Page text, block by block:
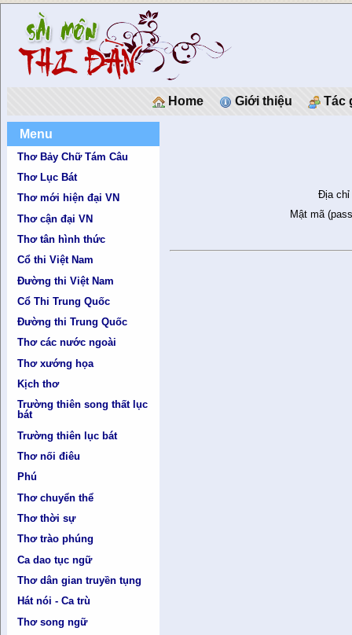
Home Giới thiệu Tác
Menu
Thơ Bảy Chữ Tám Câu
Thơ Lục Bát
Thơ mới hiện đại VN
Thơ cận đại VN
Thơ tân hình thức
Cổ thi Việt Nam
Đường thi Việt Nam
Cổ Thi Trung Quốc
Đường thi Trung Quốc
Thơ các nước ngoài
Thơ xướng họa
Kịch thơ
Trường thiên song thất lục
bát
Trường thiên lục bát
Thơ nối điêu
Phú
Thơ chuyển thể
Thơ thời sự
Thơ trào phúng
Ca dao tục ngữ
Thơ dân gian truyền tụng
Hát nói - Ca trù
Thơ song ngữ
Địa chỉ
Mật mã